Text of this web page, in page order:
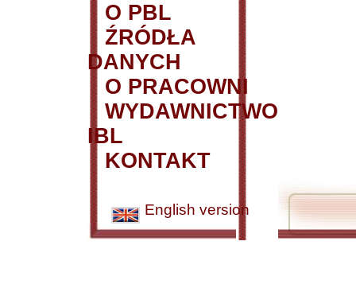
O PBL
ŹRÓDŁA
DANYCH
O PRACOWNI
WYDAWNICTWO
IBL
KONTAKT
English version